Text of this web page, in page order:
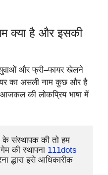
क्या है और इसकी
और फ्री–फायर खेलने
का असली नाम कुछ और है
आजकल की लोकप्रिय भाषा में
के संस्थापक की तो हम
की स्थापना 111dots
द्धारा इसे आधिकारीक